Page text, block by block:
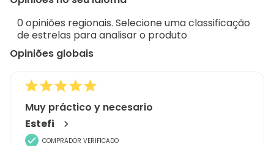
análises
0 opiniões regionais. Selecione uma classificação
de estrelas para analisar o produto
Opiniões globais
Muy práctico y necesario
Estefi
COMPRADOR VERIFICADO